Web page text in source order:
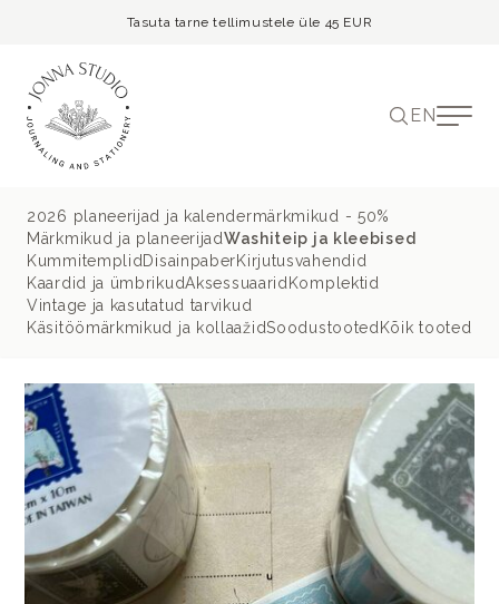
Tasuta tarne tellimustele üle 45 EUR
EN
2026 planeerijad ja kalendermärkmikud - 50%
Märkmikud ja planeerijadWashiteip ja kleebised
Kummitemplid DisainpaberKirjutusvahendid
Kaardid ja ümbrikudAksessuaarid Komplektid
Vintage ja kasutatud tarvikud
Käsitöömärkmikud ja kollaažidSoodustooted Kõik tooted